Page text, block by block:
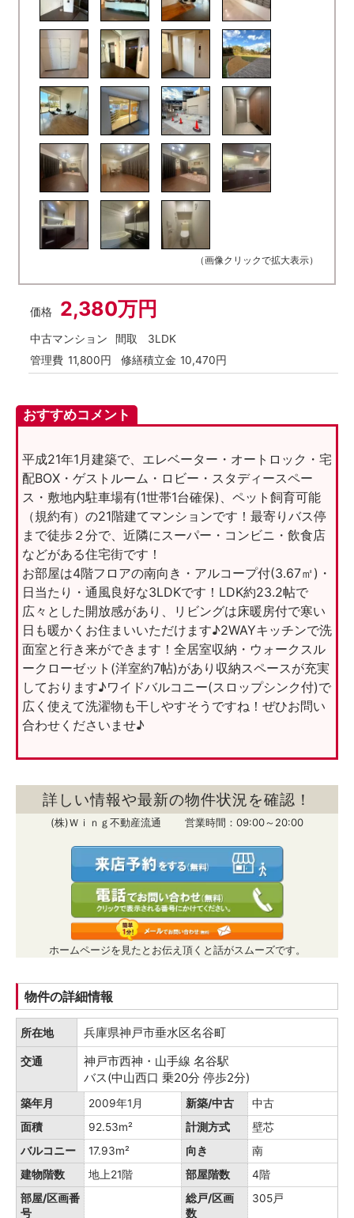
（画像クリックで拡大表示）
価格 2,380万円
中古マンション 間取
3LDK
管理費 11,800円 修繕積立金 10,470円
おすすめコメント
平成21年1月建築で、エレベーター・オートロック・宅
配BOX・ゲストルーム・ロビー・スタディースペー
ス・敷地内駐車場有(1世帯1台確保)、ペット飼育可能
（規約有）の21階建てマンションです！最寄りバス停
まで徒歩２分で、近隣にスーパー・コンビニ・飲食店
などがある住宅街です！
お部屋は4階フロアの南向き・アルコープ付(3.67㎡)・
日当たり・通風良好な3LDKです！LDK約23.2帖で
広々とした開放感があり、リビングは床暖房付で寒い
日も暖かくお住まいいただけます♪2WAYキッチンで洗
面室と行き来ができます！全居室収納・ウォークスル
ークローゼット(洋室約7帖)があり収納スペースが充実
しております♪ワイドバルコニー(スロップシンク付)で
広く使えて洗濯物も干しやすそうですね！ぜひお問い
合わせくださいませ♪
詳しい情報や最新の物件状況を確認！
(株)Ｗｉｎｇ不動産流通 営業時間：09:00～20:00
ホームページを見たとお伝え頂くと話がスムーズです。
物件の詳細情報
所在地 兵庫県神戸市垂水区名谷町
交通
神戸市西神・山手線 名谷駅
バス(中山西口 乗20分 停歩2分)
築年月 2009年1月 新築/中古
中古
面積
92.53m² 計測方式
壁芯
バルコニー
17.93m² 向き
南
建物階数
地上21階 部屋階数
4階
部屋/区画番
号
総戸/区画
数
305戸